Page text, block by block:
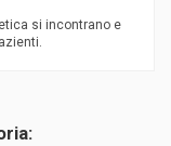
si incontrano e